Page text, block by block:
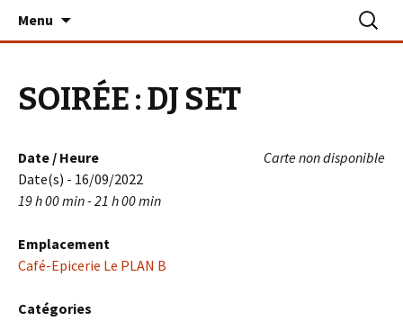
Le PLAN B – La Turballe
Menu
SOIRÉE : DJ SET
Carte non disponible
Date / Heure
Date(s) - 16/09/2022
19 h 00 min - 21 h 00 min
Emplacement
Café-Epicerie Le PLAN B
Catégories